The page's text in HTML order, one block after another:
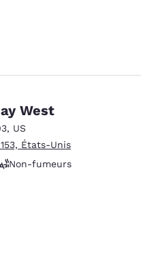
West
, US
États-Unis
Non-fumeurs